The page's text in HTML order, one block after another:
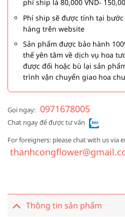
phí ship là 80,000 VND-
Phí ship sẽ được tính tại
hàng trên website
Sản phẩm được bảo hành
thể yên tâm về dịch vụ hoa
được đổi hoặc bù lại sản
trình vận chuyển giao hoa
Gọi ngay: 0971678005
Chat ngay để được tư vấn
For foreigners: please chat with us via
Thông tin sản phẩm